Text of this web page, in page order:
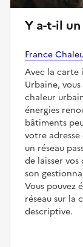
Y
France
Avec la carte
Urbaine,
chaleur
énergies
bâtiments
votre
un réseau
de laisser
son
Vous pouvez
réseau sur la
descriptive.